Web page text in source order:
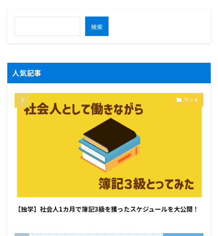
検索
人気記事
ザッキ
【独学】社会人1カ月で簿記3級を獲ったスケジュールを大公開！